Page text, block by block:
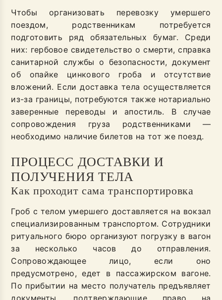
Чтобы организовать перевозку умершего
поездом, родственникам потребуется
подготовить ряд обязательных бумаг. Среди
них: гербовое свидетельство о смерти, справка
санитарной службы о безопасности, документ
об опайке цинкового гроба и отсутствие
вложений. Если доставка тела осуществляется
из-за границы, потребуются также нотариально
заверенные переводы и апостиль. В случае
сопровождения груза родственниками —
необходимо наличие билетов на тот же поезд.
ПРОЦЕСС ДОСТАВКИ И
ПОЛУЧЕНИЯ ТЕЛА
Как проходит сама транспортировка
Гроб с телом умершего доставляется на вокзал
специализированным транспортом. Сотрудники
ритуального бюро организуют погрузку в вагон
за несколько часов до отправления.
Сопровождающее лицо, если оно
предусмотрено, едет в пассажирском вагоне.
По прибытии на место получатель предъявляет
документы, подтверждающие право на